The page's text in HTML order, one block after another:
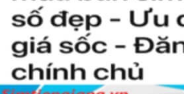
Hướng dẫn mua Sim Tứ Quý 2 tại
Simtiengiang.vn.
Sim Tiền Giang là đơn vị cung cấpsim số đẹp
tín chất lượng.